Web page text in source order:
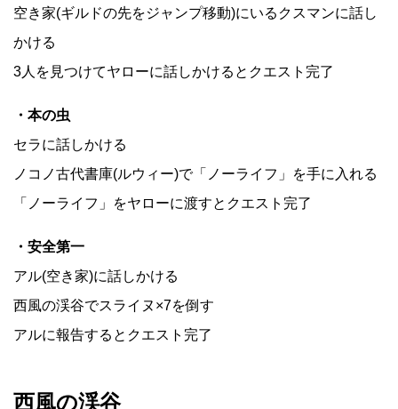
空き家(ギルドの先をジャンプ移動)にいるクスマンに話し
かける
3人を見つけてヤローに話しかけるとクエスト完了
・本の虫
セラに話しかける
ノコノ古代書庫(ルウィー)で「ノーライフ」を手に入れる
「ノーライフ」をヤローに渡すとクエスト完了
・安全第一
アル(空き家)に話しかける
西風の渓谷でスライヌ×7を倒す
アルに報告するとクエスト完了
西風の渓谷